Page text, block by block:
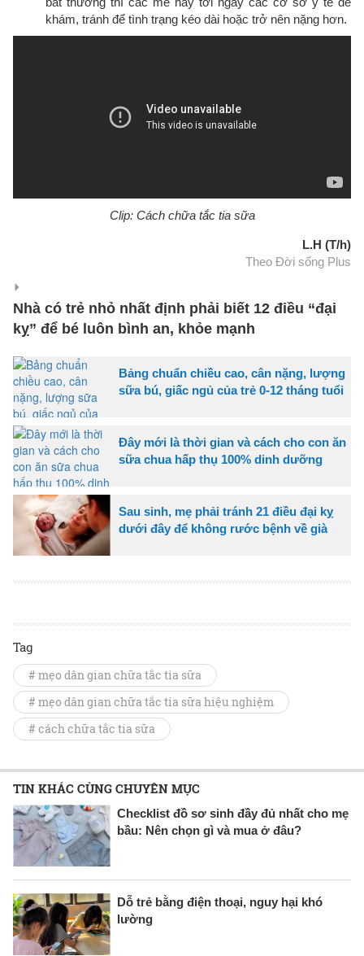
khám, tránh để tình trạng kéo dài hoặc trở nên nặng hơn.
Clip: Cách chữa tắc tia sữa
L.H (T/h)
Theo Đời sống Plus
Nhà có trẻ nhỏ nhất định phải biết 12 điều “đại
kỵ” để bé luôn bình an, khỏe mạnh
Bảng chuẩn chiều cao, cân nặng, lượng
sữa bú, giấc ngủ của trẻ 0-12 tháng tuổi
Đây mới là thời gian và cách cho con ăn
sữa chua hấp thụ 100% dinh dưỡng
Sau sinh, mẹ phải tránh 21 điều đại kỵ
dưới đây để không rước bệnh về già
Tag
# mẹo dân gian chữa tắc tia sữa
# mẹo dân gian chữa tắc tia sữa hiệu nghiệm
# cách chữa tắc tia sữa
TIN KHÁC CÙNG CHUYÊN MỤC
Checklist đồ sơ sinh đầy đủ nhất cho mẹ
bầu: Nên chọn gì và mua ở đâu?
Dỗ trẻ bằng điện thoại, nguy hại khó
lường